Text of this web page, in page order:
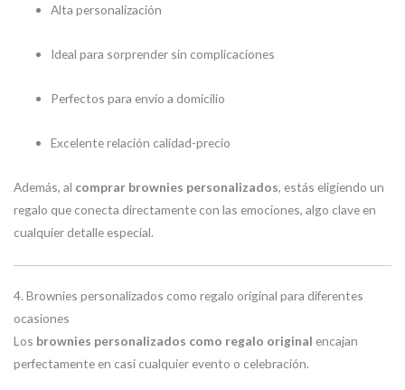
Alta personalización
Ideal para sorprender sin complicaciones
Perfectos para envío a domicilio
Excelente relación calidad-precio
Además, al comprar brownies personalizados, estás eligiendo un
regalo que conecta directamente con las emociones, algo clave en
cualquier detalle especial.
4. Brownies personalizados como regalo original para diferentes
ocasiones
Los brownies personalizados como regalo original encajan
perfectamente en casi cualquier evento o celebración.